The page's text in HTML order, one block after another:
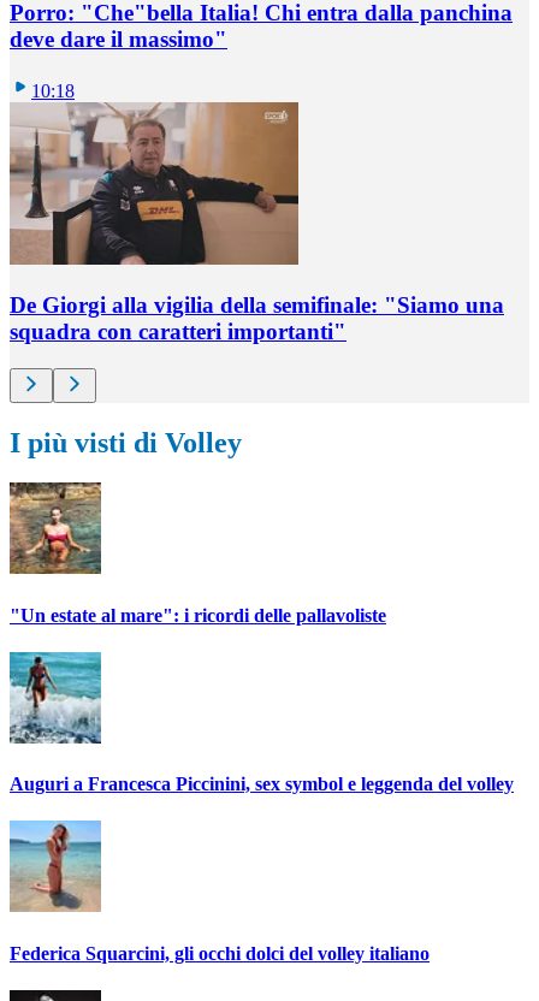
Porro: "Che"bella Italia! Chi entra dalla panchina
deve dare il massimo"
10:18
De Giorgi alla vigilia della semifinale: "Siamo una
squadra con caratteri importanti"
I più visti di Volley
"Un estate al mare": i ricordi delle pallavoliste
Auguri a Francesca Piccinini, sex symbol e leggenda del volley
Federica Squarcini, gli occhi dolci del volley italiano